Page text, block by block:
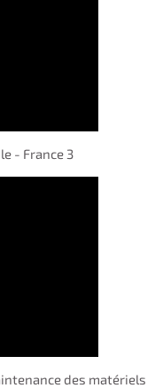
- France 3
des matériels